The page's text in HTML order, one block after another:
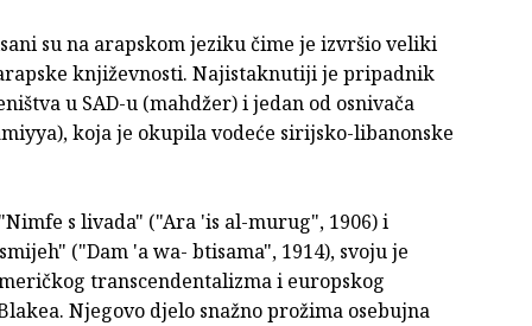
su na arapskom jeziku čime je izvršio veliki
književnosti. Najistaknutiji je pripadnik
u SAD-u (mahdžer) i jedan od osnivača
koja je okupila vodeće sirijsko-libanonske
s livada" ("Ara 'is al-murug", 1906) i
("Dam 'a wa- btisama", 1914), svoju je
transcendentalizma i europskog
Njegovo djelo snažno prožima osebujna